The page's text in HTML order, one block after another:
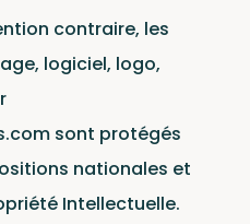
contraire, les
logiciel, logo,
sont protégés
nationales et
Intellectuelle.